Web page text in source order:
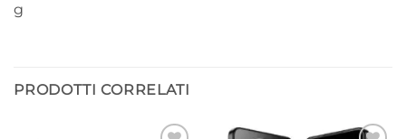
g
PRODOTTI CORRELATI